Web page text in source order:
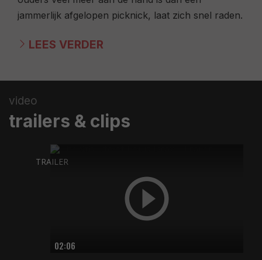
jammerlijk afgelopen picknick, laat zich snel raden.
LEES VERDER
video
trailers & clips
02:06
TRAILER